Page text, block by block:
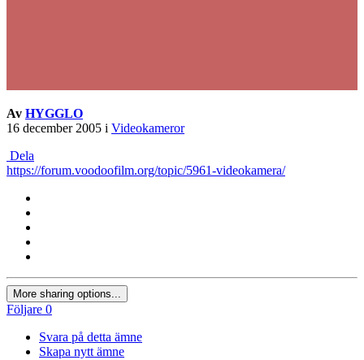
Av HYGGLO
16 december 2005 i Videokameror
Dela
https://forum.voodoofilm.org/topic/5961-videokamera/
More sharing options...
Följare 0
Svara på detta ämne
Skapa nytt ämne